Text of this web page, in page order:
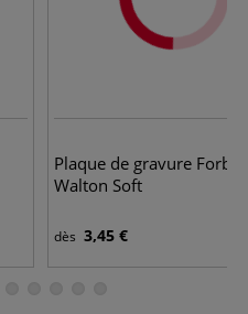
Plaque de gravure Forbo
Walton Soft
dès 3,45 €